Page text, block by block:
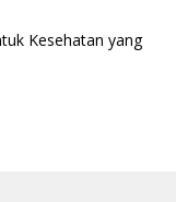
Kesehatan yang